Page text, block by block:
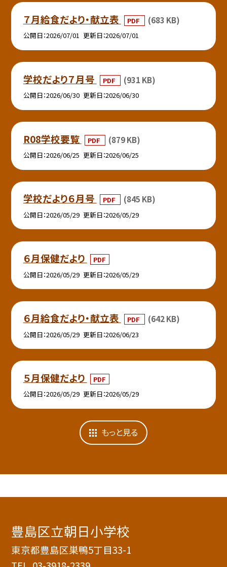
７月給食だより・献立表 PDF (683 KB)
公開日 2026/07/01 更新日 2026/07/01
学校だより７月号 PDF (931 KB)
公開日 2026/06/30 更新日 2026/06/30
R08学校要覧 PDF (879 KB)
公開日 2026/06/25 更新日 2026/06/25
学校だより６月号 PDF (845 KB)
公開日 2026/05/29 更新日 2026/05/29
６月保健だより
PDF
公開日 2026/05/29 更新日 2026/05/29
６月給食だより・献立表 PDF (642 KB)
公開日 2026/05/29 更新日 2026/06/23
５月保健だより
PDF
公開日 2026/05/29 更新日 2026/05/29
もっと見る
豊島区立朝日小学校
東京都豊島区巣鴨5丁目33-1